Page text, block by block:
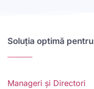
Soluția optimă pentru
Manageri și Directori